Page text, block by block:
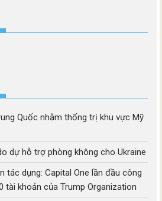
Quốc nhằm thống trị khu vực Mỹ
dự hỗ trợ phòng không cho Ukraine
tác dụng: Capital One lần đầu công
tài khoản của Trump Organization